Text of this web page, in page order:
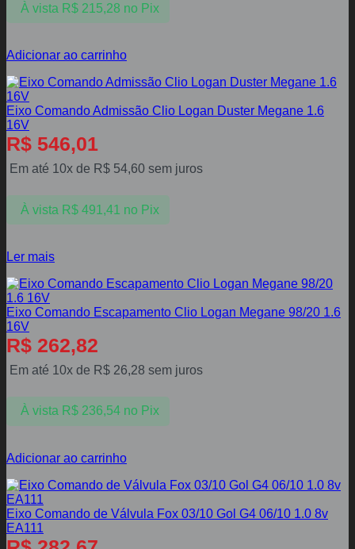
À vista R$215,28 no Pix
Adicionar ao carrinho
Eixo Comando Admissão Clio Logan Duster Megane 1.6
16V
R$ 546,01
Em até 10x de R$ 54,60 sem juros
À vista R$491,41 no Pix
Ler mais
Eixo Comando Escapamento Clio Logan Megane 98/20 1.6
16V
R$ 262,82
Em até 10x de R$ 26,28 sem juros
À vista R$236,54 no Pix
Adicionar ao carrinho
Eixo Comando de Válvula Fox 03/10 Gol G4 06/10 1.0 8v
EA111